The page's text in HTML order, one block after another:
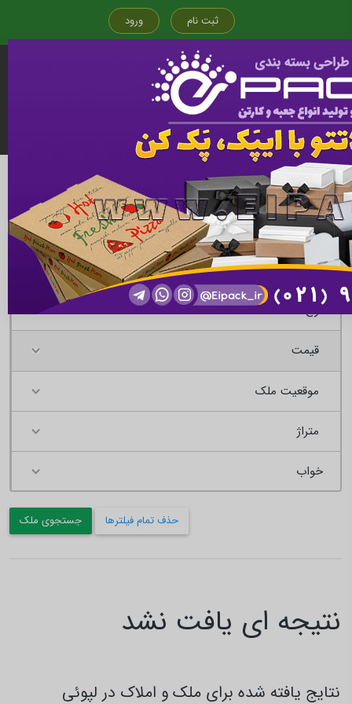
ثبت نام ورود
قیمت
موقعیت ملک
متراژ
جستجوی ملک حذف تمام فیلترها
نتیجه ای یافت نشد
نتایج یافته شده برای ملک و املاک در لپوئی